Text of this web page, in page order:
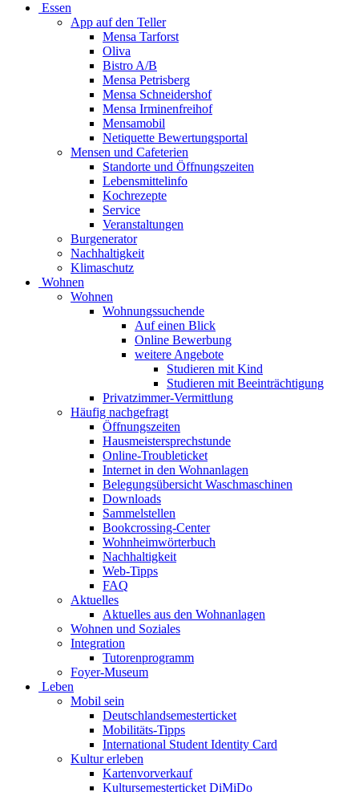
Essen
App auf den Teller
Mensa Tarforst
Oliva
Bistro A/B
Mensa Petrisberg
Mensa Schneidershof
Mensa Irminenfreihof
Mensamobil
Netiquette Bewertungsportal
Mensen und Cafeterien
Standorte und Öffnungszeiten
Lebensmittelinfo
Kochrezepte
Service
Veranstaltungen
Burgenerator
Nachhaltigkeit
Klimaschutz
Wohnen
Wohnen
Wohnungssuchende
Auf einen Blick
Online Bewerbung
weitere Angebote
Studieren mit Kind
Studieren mit Beeinträchtigung
Privatzimmer-Vermittlung
Häufig nachgefragt
Öffnungszeiten
Hausmeistersprechstunde
Online-Troubleticket
Internet in den Wohnanlagen
Belegungsübersicht Waschmaschinen
Downloads
Sammelstellen
Bookcrossing-Center
Wohnheimwörterbuch
Nachhaltigkeit
Web-Tipps
FAQ
Aktuelles
Aktuelles aus den Wohnanlagen
Wohnen und Soziales
Integration
Tutorenprogramm
Foyer-Museum
Leben
Mobil sein
Deutschlandsemesterticket
Mobilitäts-Tipps
International Student Identity Card
Kultur erleben
Kartenvorverkauf
Kultursemesterticket DiMiDo